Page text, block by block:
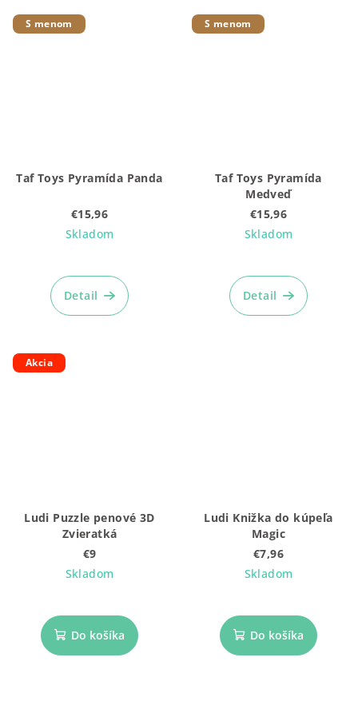
S menom
Taf Toys Pyramída Panda
€15,96
Skladom
Detail
S menom
Taf Toys Pyramída
Medveď
€15,96
Skladom
Detail
Akcia
Ludi Puzzle penové 3D
Zvieratká
€9
Skladom
Do košíka
Ludi Knižka do kúpeľa
Magic
€7,96
Skladom
Do košíka